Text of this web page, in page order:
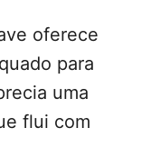
oferece
para
uma
flui com